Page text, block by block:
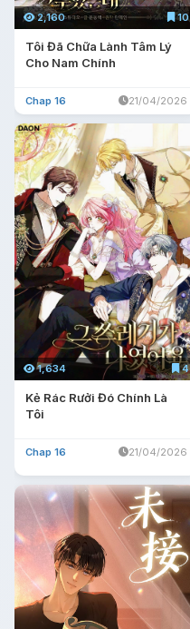
2,160 10
Tôi Đã Chữa Lành Tâm Lý
Cho Nam Chính
Chap 16 21/04/2026
1,634 4
Kẻ Rác Rưởi Đó Chính Là
Tôi
Chap 16 21/04/2026